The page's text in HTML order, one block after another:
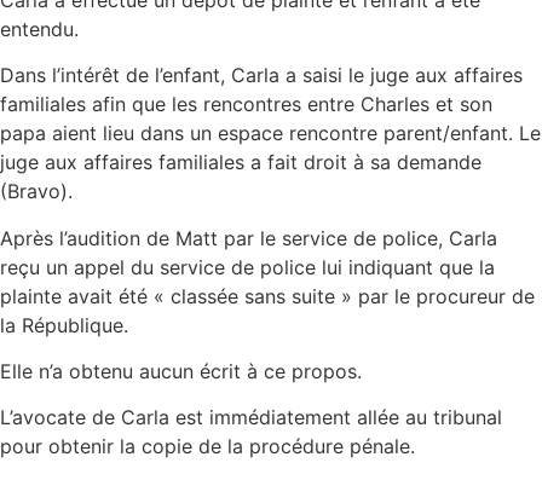
entendu.
Dans l’intérêt de l’enfant, Carla a saisi le juge aux affaires
familiales afin que les rencontres entre Charles et son
papa aient lieu dans un espace rencontre parent/enfant. Le
juge aux affaires familiales a fait droit à sa demande
(Bravo).
Après l’audition de Matt par le service de police, Carla
reçu un appel du service de police lui indiquant que la
plainte avait été « classée sans suite » par le procureur de
la République.
Elle n’a obtenu aucun écrit à ce propos.
L’avocate de Carla est immédiatement allée au tribunal
pour obtenir la copie de la procédure pénale.